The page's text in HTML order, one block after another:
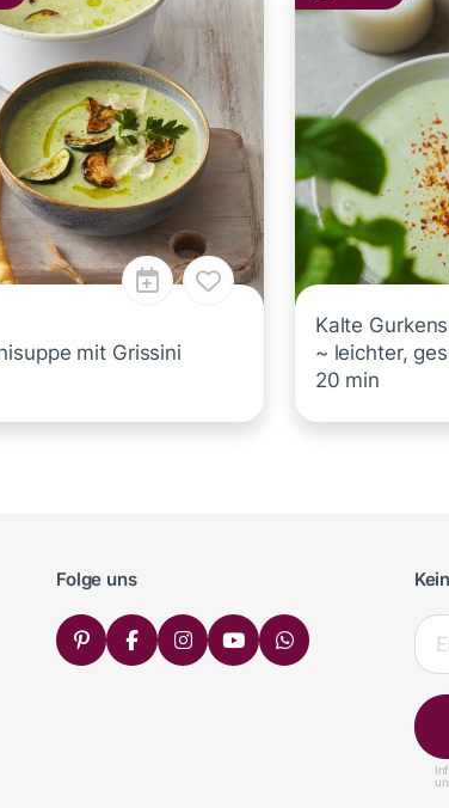
mit Grissini
Kalte
~ leichter,
20 min
Folge uns